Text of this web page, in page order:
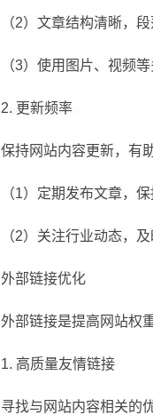
（2）文章结构清晰，段
（3）使用图片、视频
2. 更新频率
保持网站内容更新，有
（1）定期发布文章，
（2）关注行业动态，
外部链接优化
外部链接是提高网站权
1. 高质量友情链接
寻找与网站内容相关的